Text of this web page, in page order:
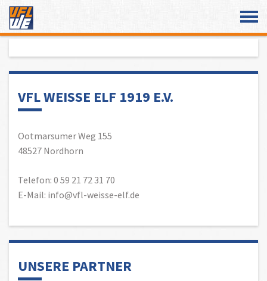
VFL WEISSE ELF 1919 E.V.
Ootmarsumer Weg 155
48527 Nordhorn
Telefon: 0 59 21 72 31 70
E-Mail: info@vfl-weisse-elf.de
UNSERE PARTNER